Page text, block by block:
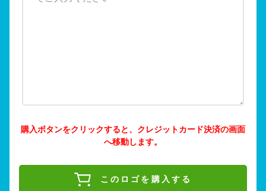
購入ボタンをクリックすると、クレジットカード決済の画面
へ移動します。
このロゴを購入する